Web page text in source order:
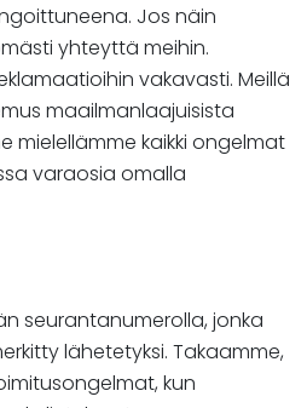
Jos näin
yhteyttä meihin.
vakavasti. Meillä
maailmanlaajuisista
mielellämme kaikki ongelmat
varaosia omalla
seurantanumerolla, jonka
lähetetyksi. Takaamme,
kun